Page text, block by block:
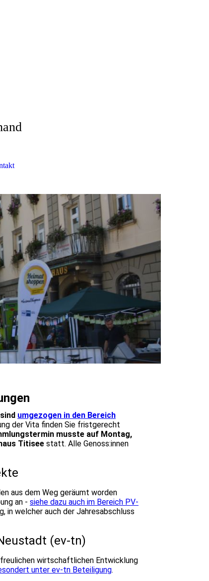
umgezogen in den Bereich
der Vita finden Sie fristgerecht
musste auf Montag,
Titisee statt. Alle Genoss:innen
aus dem Weg geräumt worden
an - siehe dazu auch im Bereich PV-
in welcher auch der Jahresabschluss
(ev-tn)
wirtschaftlichen Entwicklung
unter ev-tn Beteiligung.